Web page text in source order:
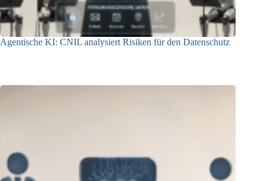
Agentische KI: CNIL analysiert Risiken für den Datenschutz